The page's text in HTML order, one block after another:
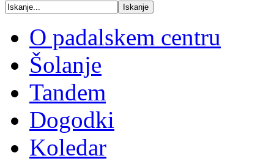
O padalskem centru
Šolanje
Tandem
Dogodki
Koledar